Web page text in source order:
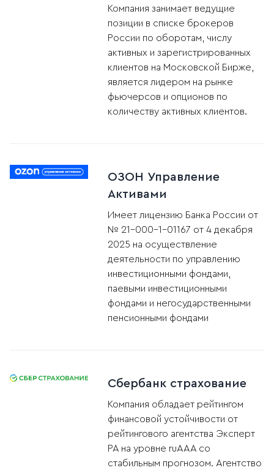
Компания занимает ведущие
позиции в списке брокеров
России по оборотам, числу
активных и зарегистрированных
клиентов на Московской Бирже,
является лидером на рынке
фьючерсов и опционов по
количеству активных клиентов.
ОЗОН Управление
Активами
Имеет лицензию Банка России от
№ 21-000-1-01167 от 4 декабря
2025 на осуществление
деятельности по управлению
инвестиционными фондами,
паевыми инвестиционными
фондами и негосударственными
пенсионными фондами
Сбербанк страхование
Компания обладает рейтингом
финансовой устойчивости от
рейтингового агентства Эксперт
РА на уровне ruAAА со
стабильным прогнозом. Агентство